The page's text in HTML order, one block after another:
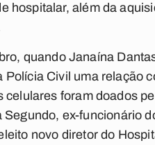
hospitalar, além da
quando Janaína
Polícia Civil uma relação
celulares foram doados
ex-funcionário
novo diretor do